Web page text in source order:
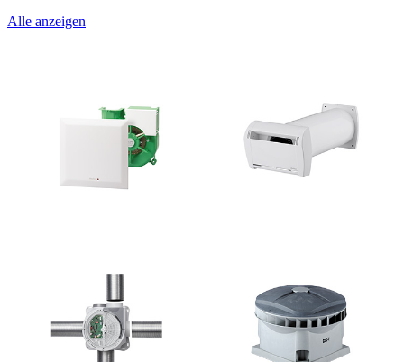
Alle anzeigen